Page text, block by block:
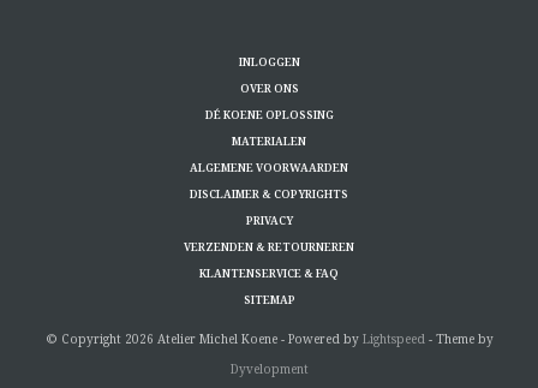
INLOGGEN
OVER ONS
DÉ KOENE OPLOSSING
MATERIALEN
ALGEMENE VOORWAARDEN
DISCLAIMER & COPYRIGHTS
PRIVACY
VERZENDEN & RETOURNEREN
KLANTENSERVICE & FAQ
SITEMAP
© Copyright 2026 Atelier Michel Koene - Powered by Lightspeed- Theme by
Dyvelopment